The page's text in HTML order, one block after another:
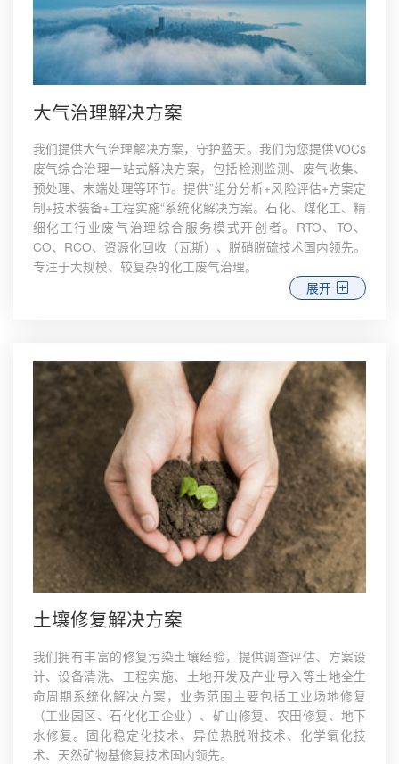
大气治理解决方案
我们提供大气治理解决方案，守护蓝天。我们为您提供VOCs
废气综合治理一站式解决方案，包括检测监测、废气收集、
预处理、末端处理等环节。提供”组分分析+风险评估+方案定
制+技术装备+工程实施“系统化解决方案。石化、煤化工、精
细化工行业废气治理综合服务模式开创者。RTO、TO、
CO、RCO、资源化回收（瓦斯）、脱硝脱硫技术国内领先。
专注于大规模、较复杂的化工废气治理。
展开
土壤修复解决方案
我们拥有丰富的修复污染土壤经验，提供调查评估、方案设
计、设备清洗、工程实施、土地开发及产业导入等土地全生
命周期系统化解决方案，业务范围主要包括工业场地修复
（工业园区、石化化工企业）、矿山修复、农田修复、地下
水修复。固化稳定化技术、异位热脱附技术、化学氧化技
术、天然矿物基修复技术国内领先。